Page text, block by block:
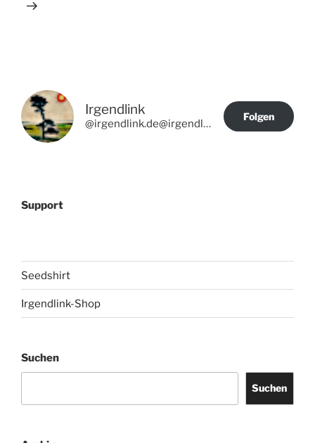
Irgendlink
@irgendlink.de@irgendlink.de
Folgen
Support
Seedshirt
Irgendlink-Shop
Suchen
Suchen